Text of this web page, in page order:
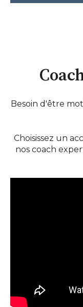
Besoin d'être
Choisissez un
nos coach